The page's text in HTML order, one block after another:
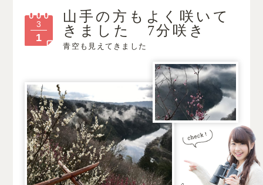
3
1
山手の方もよく咲いて
きました 7分咲き
青空も見えてきました